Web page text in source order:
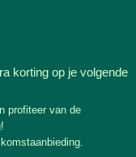
korting op je volgende
profiteer van de